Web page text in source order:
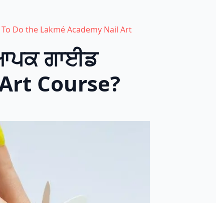
Do the Lakmé Academy Nail Art
ਗਾਈਡ
Course?